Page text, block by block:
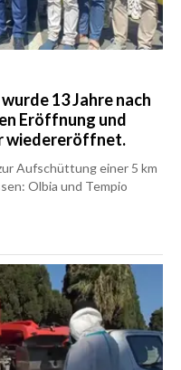
13 Jahre nach
Eröffnung und
wiedereröffnet.
Aufschüttung einer 5 km
Olbia und Tempio